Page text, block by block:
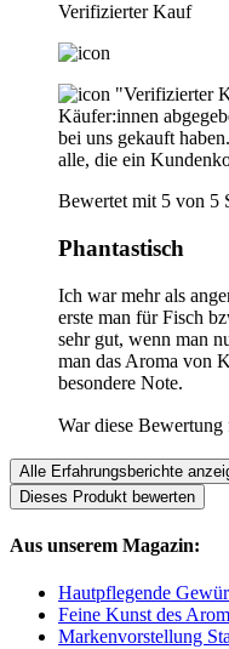
Verifizierter Kauf
"Verifizierter
Käufer:innen
bei uns gekauft
alle, die ein
Bewertet mit 5 von 5
Phantastisch
Ich war mehr als
erste man für Fisch
sehr gut, wenn man
man das Aroma von
besondere Note.
War diese
Alle Erfahrungsberichte
Dieses Produkt bewerten
Aus unserem Magazin:
Hautpflegende
Feine Kunst des
Markenvorstellung